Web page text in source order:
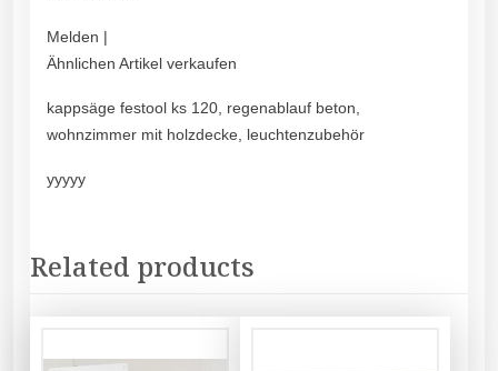
Melden |
Ähnlichen Artikel verkaufen
kappsäge festool ks 120, regenablauf beton,
wohnzimmer mit holzdecke, leuchtenzubehör
yyyyy
Related products